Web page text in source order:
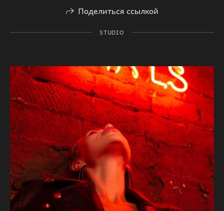
Поделиться ссылкой
STUDIO